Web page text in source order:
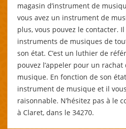
magasin d’instrument de
vous avez un instrument de
plus, vous pouvez le contacter.
instruments de musiques de
son état. C’est un luthier de
pouvez l’appeler pour un rachat
musique. En fonction de son
instrument de musique et il
raisonnable. N’hésitez pas à le
à Claret, dans le 34270.